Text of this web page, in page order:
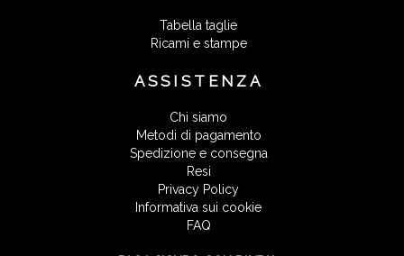
Tabella taglie
Ricami e stampe
ASSISTENZA
Chi siamo
Metodi di pagamento
Spedizione e consegna
Resi
Privacy Policy
Informativa sui cookie
FAQ